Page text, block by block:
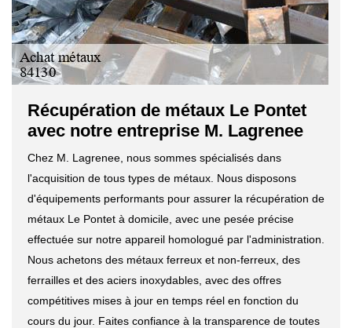
Récupération de métaux Le Pontet
avec notre entreprise M. Lagrenee
Chez M. Lagrenee, nous sommes spécialisés dans
l'acquisition de tous types de métaux. Nous disposons
d'équipements performants pour assurer la récupération de
métaux Le Pontet à domicile, avec une pesée précise
effectuée sur notre appareil homologué par l'administration.
Nous achetons des métaux ferreux et non-ferreux, des
ferrailles et des aciers inoxydables, avec des offres
compétitives mises à jour en temps réel en fonction du
cours du jour. Faites confiance à la transparence de toutes